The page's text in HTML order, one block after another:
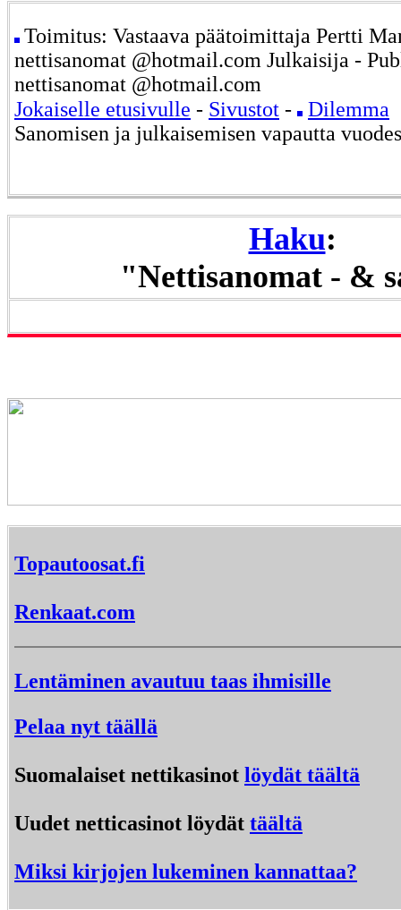
Toimitus: Vastaava päätoimittaja Pertti
nettisanomat @hotmail.com Julkaisija -
nettisanomat @hotmail.com
Jokaiselle etusivulle - Sivustot -
Dilemma
Sanomisen ja julkaisemisen vapautta
Haku:
"Nettisanomat - &
Topautoosat.fi
Renkaat.com
Lentäminen avautuu taas ihmisille
Pelaa nyt täällä
Suomalaiset nettikasinot löydät täältä
Uudet netticasinot löydät täältä
Miksi kirjojen lukeminen kannattaa?